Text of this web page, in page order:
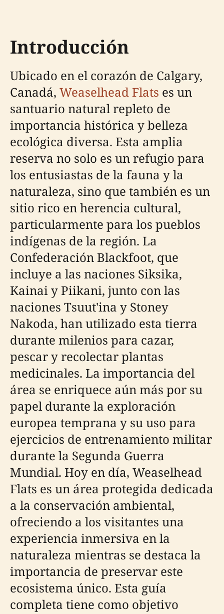
Introducción
Ubicado en el corazón de Calgary,
Canadá, Weaselhead Flats es un
santuario natural repleto de
importancia histórica y belleza
ecológica diversa. Esta amplia
reserva no solo es un refugio para
los entusiastas de la fauna y la
naturaleza, sino que también es un
sitio rico en herencia cultural,
particularmente para los pueblos
indígenas de la región. La
Confederación Blackfoot, que
incluye a las naciones Siksika,
Kainai y Piikani, junto con las
naciones Tsuut'ina y Stoney
Nakoda, han utilizado esta tierra
durante milenios para cazar,
pescar y recolectar plantas
medicinales. La importancia del
área se enriquece aún más por su
papel durante la exploración
europea temprana y su uso para
ejercicios de entrenamiento militar
durante la Segunda Guerra
Mundial. Hoy en día, Weaselhead
Flats es un área protegida dedicada
a la conservación ambiental,
ofreciendo a los visitantes una
experiencia inmersiva en la
naturaleza mientras se destaca la
importancia de preservar este
ecosistema único. Esta guía
completa tiene como objetivo